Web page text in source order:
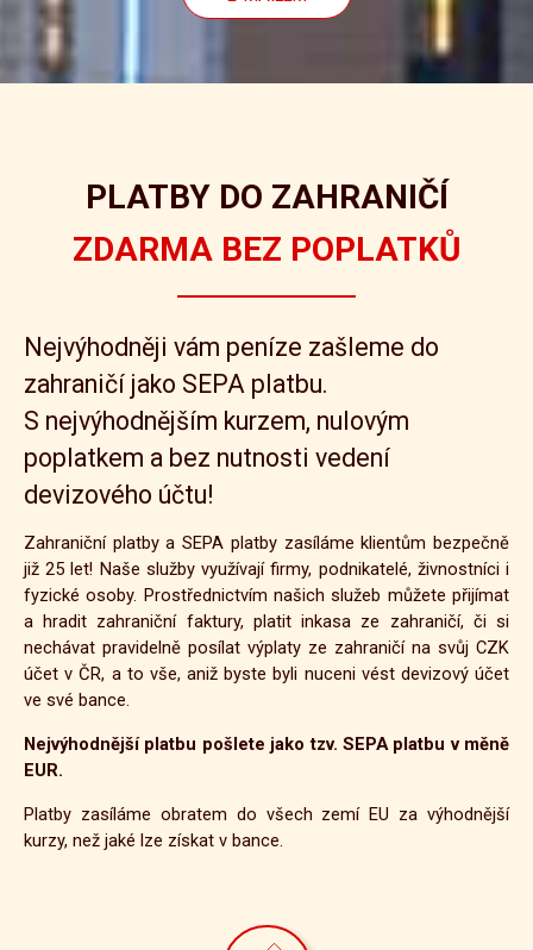
PLATBY DO ZAHRANIČÍ
ZDARMA BEZ POPLATKŮ
Nejvýhodněji vám peníze zašleme do
zahraničí jako SEPA platbu.
S nejvýhodnějším kurzem, nulovým
poplatkem a bez nutnosti vedení
devizového účtu!
Zahraniční platby a SEPA platby zasíláme klientům bezpečně
již 25 let! Naše služby využívají firmy, podnikatelé, živnostníci i
fyzické osoby. Prostřednictvím našich služeb můžete přijímat
a hradit zahraniční faktury, platit inkasa ze zahraničí, či si
nechávat pravidelně posílat výplaty ze zahraničí na svůj CZK
účet v ČR, a to vše, aniž byste byli nuceni vést devizový účet
ve své bance.
Nejvýhodnější platbu pošlete jako tzv. SEPA platbu v měně
EUR.
Platby zasíláme obratem do všech zemí EU za výhodnější
kurzy, než jaké lze získat v bance.